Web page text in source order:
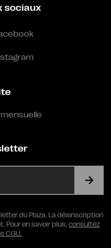
sociaux
RGPDdu Plaza. La désinscription
Pour en savoir plus,consultez
CGU.